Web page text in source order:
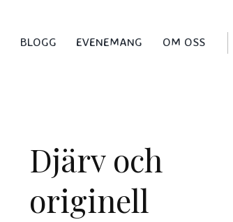
BLOGG EVENEMANG OM OSS
Djärv och
originell